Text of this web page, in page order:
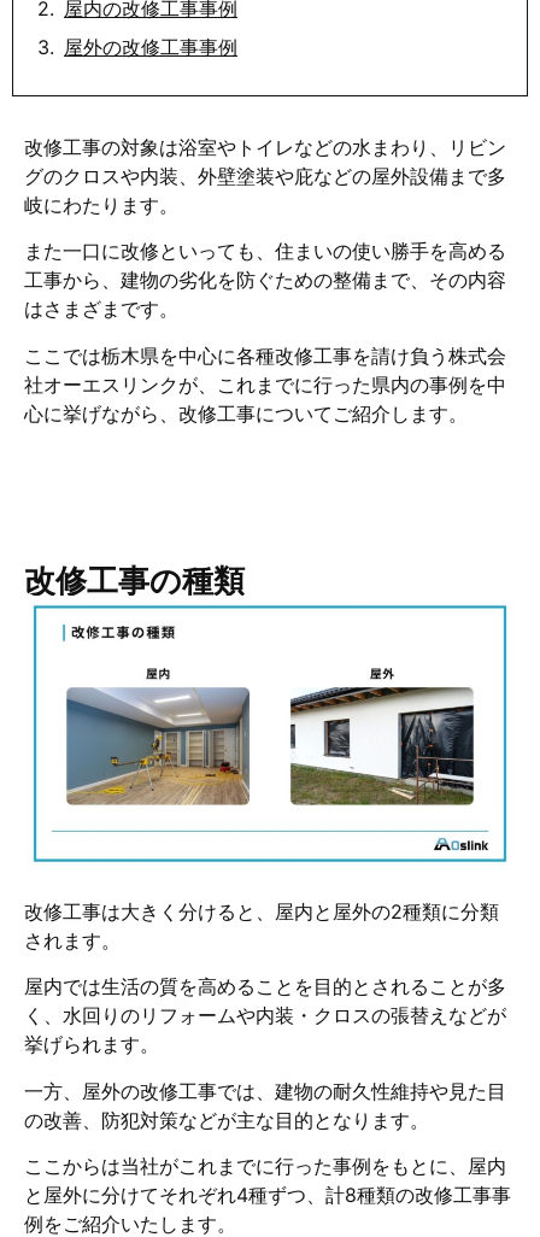
屋内の改修工事事例
屋外の改修工事事例
改修工事の対象は浴室やトイレなどの水まわり、リビン
グのクロスや内装、外壁塗装や庇などの屋外設備まで多
岐にわたります。
また一口に改修といっても、住まいの使い勝手を高める
工事から、建物の劣化を防ぐための整備まで、その内容
はさまざまです。
ここでは栃木県を中心に各種改修工事を請け負う株式会
社オーエスリンクが、これまでに行った県内の事例を中
心に挙げながら、改修工事についてご紹介します。
改修工事の種類
改修工事は大きく分けると、屋内と屋外の2種類に分類
されます。
屋内では生活の質を高めることを目的とされることが多
く、水回りのリフォームや内装・クロスの張替えなどが
挙げられます。
一方、屋外の改修工事では、建物の耐久性維持や見た目
の改善、防犯対策などが主な目的となります。
ここからは当社がこれまでに行った事例をもとに、屋内
と屋外に分けてそれぞれ4種ずつ、計8種類の改修工事事
例をご紹介いたします。